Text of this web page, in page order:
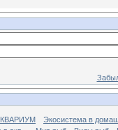
Экосистема в